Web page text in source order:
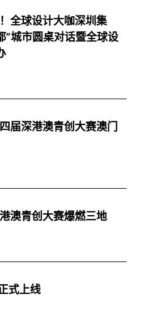
全球设计大咖深圳集
城市圆桌对话暨全球设
届深港澳青创大赛澳门
澳青创大赛爆燃三地
式上线